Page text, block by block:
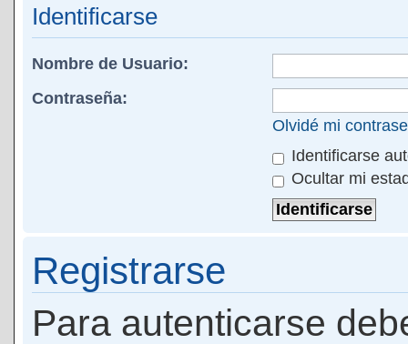
Identificarse
Nombre de Usuario:
Contraseña:
Olvidé mi
Identificarse
Ocultar mi
Registrarse
Para autenticarse